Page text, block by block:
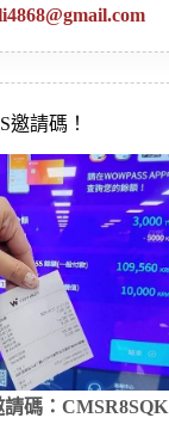
邀請碼！
碼：CMSR8SQK